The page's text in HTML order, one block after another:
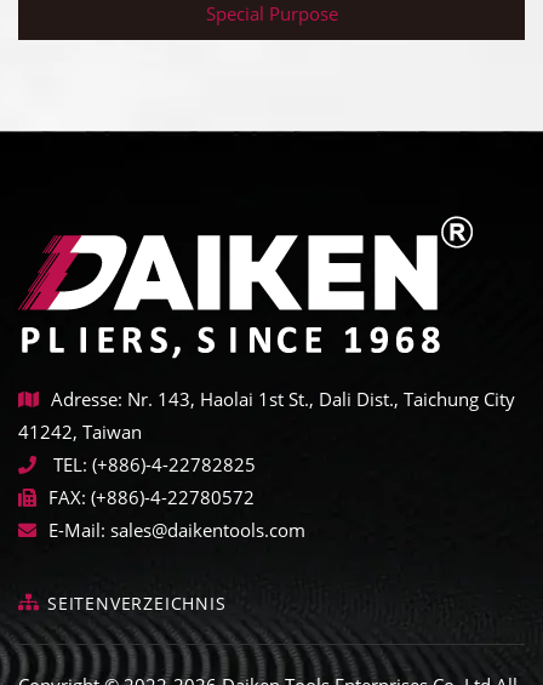
Special Purpose
Adresse: Nr. 143, Haolai 1st St., Dali Dist., Taichung City
41242, Taiwan
TEL: (+886)-4-22782825
FAX: (+886)-4-22780572
E-Mail: sales@daikentools.com
SEITENVERZEICHNIS